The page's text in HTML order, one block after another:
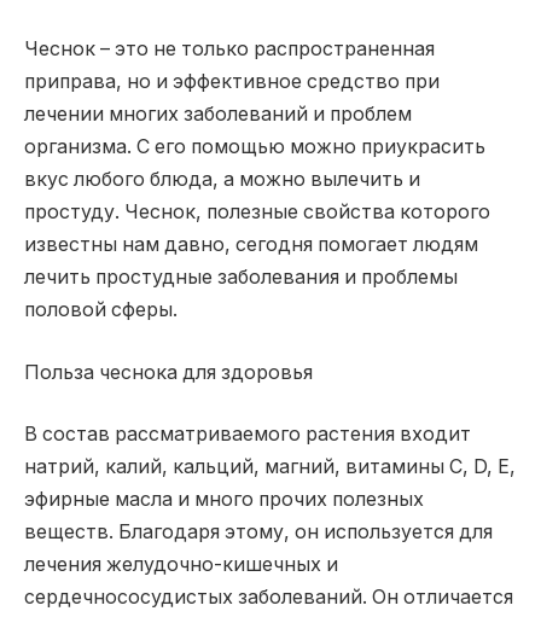
Чеснок – это не только распространенная
приправа, но и эффективное средство при
лечении многих заболеваний и проблем
организма. С его помощью можно приукрасить
вкус любого блюда, а можно вылечить и
простуду. Чеснок, полезные свойства которого
известны нам давно, сегодня помогает людям
лечить простудные заболевания и проблемы
половой сферы.
Польза чеснока для здоровья
В состав рассматриваемого растения входит
натрий, калий, кальций, магний, витамины С, D, Е,
эфирные масла и много прочих полезных
веществ. Благодаря этому, он используется для
лечения желудочно-кишечных и
сердечнососудистых заболеваний. Он отличается